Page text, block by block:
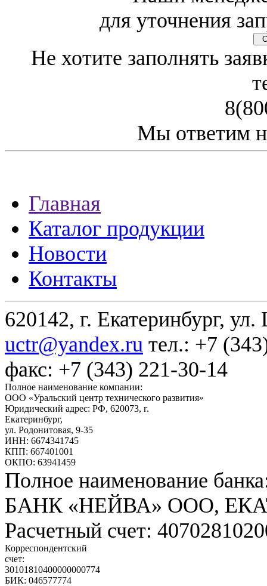
для уточнения
Не хотите заполнять
Мы ответим
Главная
Каталог продукции
Новости
Контакты
620142, г. Екатеринбург,
uctr@yandex.ru тел.: +7
факс: +7 (343) 221-30-14
Полное наименование компании:
ООО «Уральский центр технического развития»
Юридический адрес: РФ, 620073, г.
Екатеринбург,
ул. Родонитовая, 9-35
ИНН: 6674341745
КПП: 667401001
ОКПО: 63941459
Полное наименование
БАНК «НЕЙВА» ООО,
Расчетный счет:
Корреспондентский
счет:
30101810400000000774
БИК: 046577774